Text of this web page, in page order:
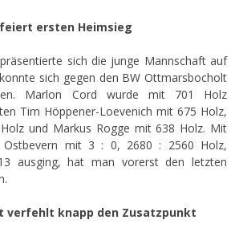
ersten Heimsieg
sich die junge Mannschaft auf
sich gegen den BW Ottmarsbocholt
Marlon Cord wurde mit 701 Holz
Tim Höppener-Loevenich mit 675 Holz,
und Markus Rogge mit 638 Holz. Mit
Ostbevern mit 3 : 0, 2680 : 2560 Holz,
ausging, hat man vorerst den letzten
verfehlt knapp den Zusatzpunkt